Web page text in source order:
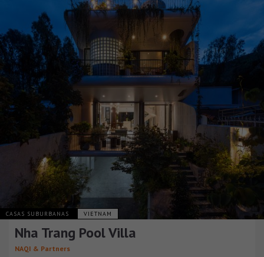
CASAS SUBURBANAS VIETNAM
Nha Trang Pool Villa
NAQI & Partners